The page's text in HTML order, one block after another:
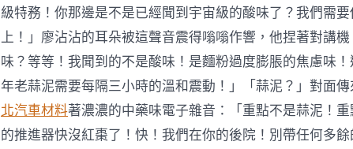
級特務！你那邊是不是已經聞到宇宙級的酸味了？我們需
上！」廖沾沾的耳朵被這聲音震得嗡嗡作響，他捏著對講
味？等等！我聞到的不是酸味！是麵粉過度膨脹的焦慮味
年老蒜泥需要每隔三小時的溫和震動！」「蒜泥？」對面
北汽車材料著濃濃的中藥味電子雜音：「重點不是蒜泥！
的推進器快沒紅棗了！快！我們在你的後院！別帶任何多